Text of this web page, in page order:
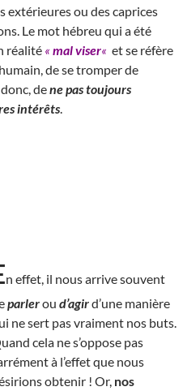
extérieures ou des caprices
Le mot hébreu qui a été
réalité « mal viser« et se réfère
de se tromper de
donc, dene pas toujours
intérêts
n effet, il nous arrive souvent
parlerou d’agird’une manière
ne sert pas vraiment nos buts.
cela ne s’oppose pas
à l’effet que nous
obtenir ! Or, nos